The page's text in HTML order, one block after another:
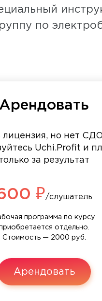
по
Арендовать
лицензия, но нет
Uchi.Profit и
за результат
₽/слушатель
программа по курсу
отдельно.
Стоимость — 2000 руб.
Арендовать